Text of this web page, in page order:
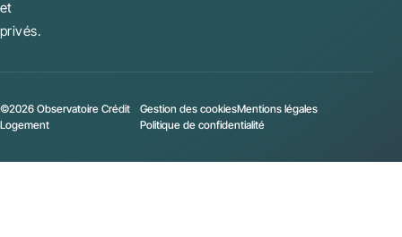
et
privés.
©2026 Observatoire Crédit
Logement
Gestion des cookiesMentions légales
Politique de confidentialité